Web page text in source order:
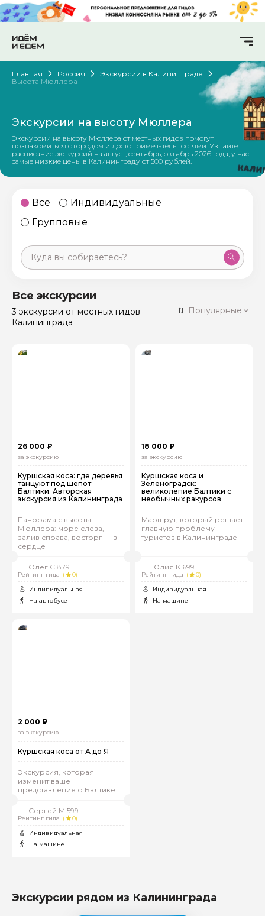
Главная Россия
Экскурсии в Калининграде
Высота Мюллера
Экскурсии на высоту Мюллера
Экскурсии на высоту Мюллера от местных гидов помогут
познакомиться с городом и достопримечательностями. Узнайте
расписание экскурсий на август, сентябрь, октябрь 2026 года, у нас
самые низкие цены в Калининграду от 500 рублей.
Все
Индивидуальные
Групповые
Санкт-Петербург
Россия
50 экскурсий
Все экскурсии
3 экскурсии от местных гидов
Калининграда
Популярные
26 000 ₽
за экскурсию
Куршская коса: где деревья
танцуют под шепот
Балтики. Авторская
экскурсия из Калининграда
Панорама с высоты
Мюллера: море слева,
залив справа, восторг — в
сердце
Олег.С 879
Рейтинг гида (
0)
Индивидуальная
На автобусе
18 000 ₽
за экскурсию
Куршская коса и
Зеленоградск:
великолепие Балтики с
необычных ракурсов
Маршрут, который решает
главную проблему
туристов в Калининграде
Юлия.К 699
Рейтинг гида (
0)
Индивидуальная
На машине
2 000 ₽
за экскурсию
Куршская коса от А до Я
Экскурсия, которая
изменит ваше
представление о Балтике
Сергей.М 599
Рейтинг гида (
0)
Индивидуальная
На машине
Экскурсии рядом из Калининграда